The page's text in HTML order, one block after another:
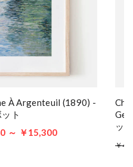
À Argenteuil (1890) -
ト
～ ￥15,300
ット
￥